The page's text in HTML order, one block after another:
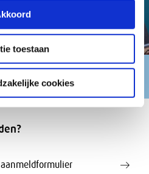
toestaan
cookies